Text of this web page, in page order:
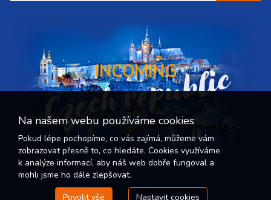
INCOMING
Czech republic
Na našem webu používáme cookies
Pokud lépe pochopíme, co vás zajímá, můžeme vám
zobrazovat přesně to, co hledáte. Cookies využíváme
k analýze informací, aby náš web dobře fungoval a
mohli jsme ho dále zlepšovat.
Povolit vše
Nastavit cookies